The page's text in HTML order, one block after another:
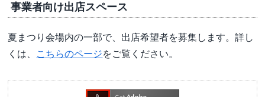
事業者向け出店スペース
夏まつり会場内の一部で、出店希望者を募集します。詳し
くは、 こちらのページをご覧ください。